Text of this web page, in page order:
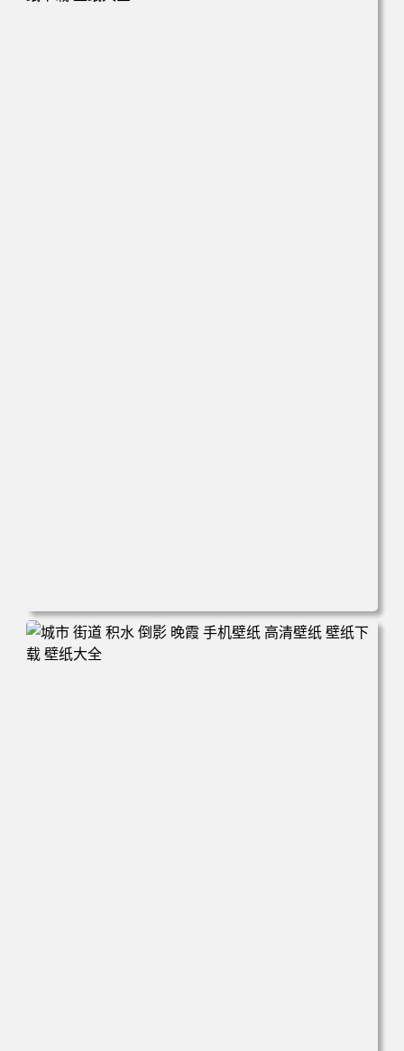
电脑壁纸 万圣节cos幽灵娘杏子夫人 手机高清壁纸 高清壁纸
壁纸下载 壁纸大全